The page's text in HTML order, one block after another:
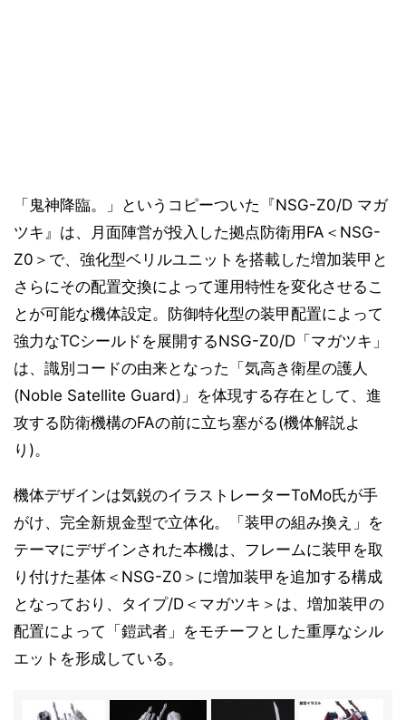
「鬼神降臨。」というコピーついた『NSG-Z0/D マガ
ツキ』は、月面陣営が投入した拠点防衛用FA＜NSG-
Z0＞で、強化型ベリルユニットを搭載した増加装甲と
さらにその配置交換によって運用特性を変化させるこ
とが可能な機体設定。防御特化型の装甲配置によって
強力なTCシールドを展開するNSG-Z0/D「マガツキ」
は、識別コードの由来となった「気高き衛星の護人
(Noble Satellite Guard)」を体現する存在として、進
攻する防衛機構のFAの前に立ち塞がる(機体解説よ
り)。
機体デザインは気鋭のイラストレーターToMo氏が手
がけ、完全新規金型で立体化。「装甲の組み換え」を
テーマにデザインされた本機は、フレームに装甲を取
り付けた基体＜NSG-Z0＞に増加装甲を追加する構成
となっており、タイプ/D＜マガツキ＞は、増加装甲の
配置によって「鎧武者」をモチーフとした重厚なシル
エットを形成している。